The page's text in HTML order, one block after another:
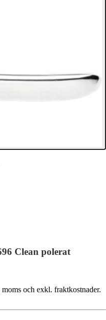
Clean polerat
och exkl. fraktkostnader.